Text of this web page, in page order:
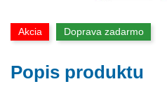
Akcia Doprava zadarmo
Popis produktu